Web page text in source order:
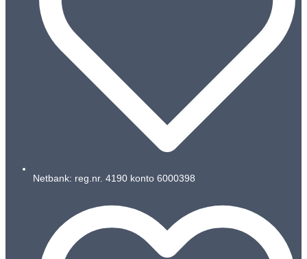
Netbank: reg.nr. 4190 konto 6000398